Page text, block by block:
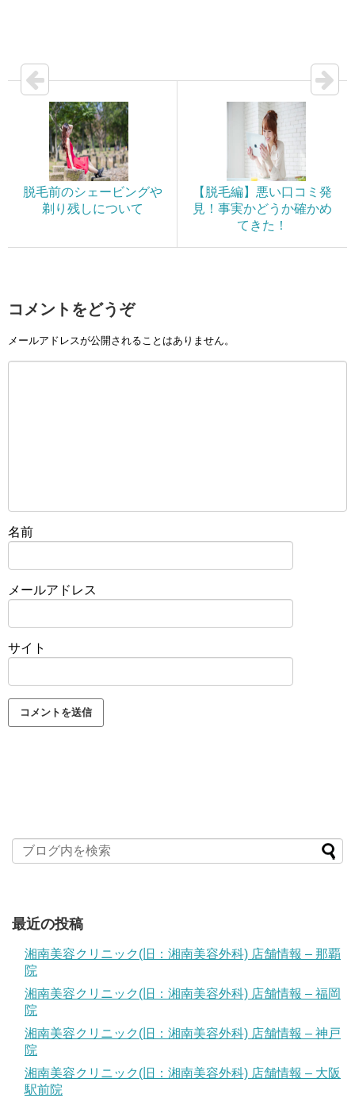
脱毛前のシェービングや
剃り残しについて
【脱毛編】悪い口コミ発
見！事実かどうか確かめ
てきた！
コメントをどうぞ
メールアドレスが公開されることはありません。
名前
メールアドレス
サイト
最近の投稿
湘南美容クリニック(旧：湘南美容外科) 店舗情報 – 那覇
院
湘南美容クリニック(旧：湘南美容外科) 店舗情報 – 福岡
院
湘南美容クリニック(旧：湘南美容外科) 店舗情報 – 神戸
院
湘南美容クリニック(旧：湘南美容外科) 店舗情報 – 大阪
駅前院